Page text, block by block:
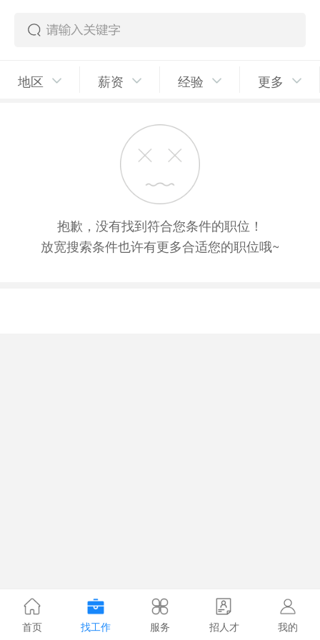
地区 薪资 经验 更多
抱歉，没有找到符合您条件的职位！
放宽搜索条件也许有更多合适您的职位哦~
首页 找工作 服务 招人才 我的